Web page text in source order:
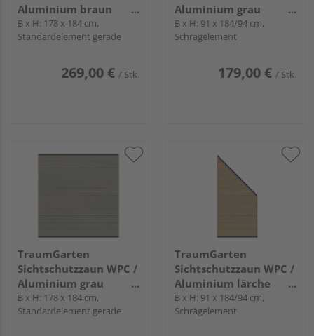
Aluminium braun
"SYSTEM WPC
PLATINUM"
B x H: 178 x 184 cm,
Standardelement gerade
269,00 € / Stk.
Aluminium grau
"SYSTEM WPC
PLATINUM"
B x H: 91 x 184/94 cm,
Schrägelement
179,00 € / Stk.
TraumGarten
Sichtschutzzaun WPC /
Aluminium grau
"SYSTEM WPC
PLATINUM"
B x H: 178 x 184 cm,
Standardelement gerade
TraumGarten
Sichtschutzzaun WPC /
Aluminium lärche
"SYSTEM WPC
PLATINUM"
B x H: 91 x 184/94 cm,
Schrägelement